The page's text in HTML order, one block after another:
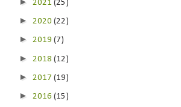
2021(25)
► 2020(22)
► 2019(7)
► 2018(12)
► 2017(19)
► 2016(15)